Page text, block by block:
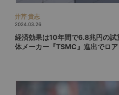
井芹 貴志
2024.03.26
経済効果は10年間で6.8兆円の試
体メーカー『TSMC』進出でロ